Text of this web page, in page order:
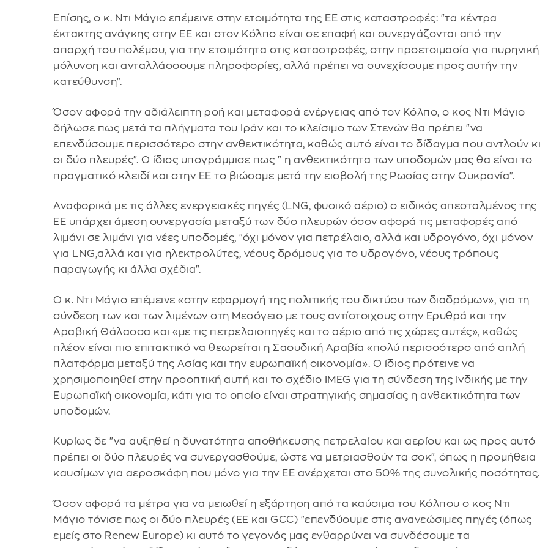
Επίσης, ο κ. Ντι Μάγιο επέμεινε στην ετοιμότητα της ΕΕ στις καταστροφές: "τα κέντρα
έκτακτης ανάγκης στην ΕΕ και στον Κόλπο είναι σε επαφή και συνεργάζονται από την
απαρχή του πολέμου, για την ετοιμότητα στις καταστροφές, στην προετοιμασία για πυρηνική
μόλυνση και ανταλλάσσουμε πληροφορίες, αλλά πρέπει να συνεχίσουμε προς αυτήν την
κατεύθυνση".
Όσον αφορά την αδιάλειπτη ροή και μεταφορά ενέργειας από τον Κόλπο, ο κος Ντι Μάγιο
δήλωσε πως μετά τα πλήγματα του Ιράν και το κλείσιμο των Στενών θα πρέπει "να
επενδύσουμε περισσότερο στην ανθεκτικότητα, καθώς αυτό είναι το δίδαγμα που αντλούν κι
οι δύο πλευρές". Ο ίδιος υπογράμμισε πως " η ανθεκτικότητα των υποδομών μας θα είναι το
πραγματικό κλειδί και στην ΕΕ το βιώσαμε μετά την εισβολή της Ρωσίας στην Ουκρανία".
Αναφορικά με τις άλλες ενεργειακές πηγές (LNG, φυσικό αέριο) ο ειδικός απεσταλμένος της
ΕΕ υπάρχει άμεση συνεργασία μεταξύ των δύο πλευρών όσον αφορά τις μεταφορές από
λιμάνι σε λιμάνι για νέες υποδομές, "όχι μόνον για πετρέλαιο, αλλά και υδρογόνο, όχι μόνον
για LNG,αλλά και για ηλεκτρολύτες, νέους δρόμους για το υδρογόνο, νέους τρόπους
παραγωγής κι άλλα σχέδια".
Ο κ. Ντι Μάγιο επέμεινε «στην εφαρμογή της πολιτικής του δικτύου των διαδρόμων», για τη
σύνδεση των και των λιμένων στη Μεσόγειο με τους αντίστοιχους στην Ερυθρά και την
Αραβική Θάλασσα και «με τις πετρελαιοπηγές και το αέριο από τις χώρες αυτές», καθώς
πλέον είναι πιο επιτακτικό να θεωρείται η Σαουδική Αραβία «πολύ περισσότερο από απλή
πλατφόρμα μεταξύ της Ασίας και την ευρωπαϊκή οικονομία». Ο ίδιος πρότεινε να
χρησιμοποιηθεί στην προοπτική αυτή και το σχέδιο IMEG για τη σύνδεση της Ινδικής με την
Ευρωπαϊκή οικονομία, κάτι για το οποίο είναι στρατηγικής σημασίας η ανθεκτικότητα των
υποδομών.
Κυρίως δε "να αυξηθεί η δυνατότητα αποθήκευσης πετρελαίου και αερίου και ως προς αυτό
πρέπει οι δύο πλευρές να συνεργασθούμε, ώστε να μετριασθούν τα σοκ", όπως η προμήθεια
καυσίμων για αεροσκάφη που μόνο για την ΕΕ ανέρχεται στο 50% της συνολικής ποσότητας.
Όσον αφορά τα μέτρα για να μειωθεί η εξάρτηση από τα καύσιμα του Κόλπου ο κος Ντι
Μάγιο τόνισε πως οι δύο πλευρές (ΕΕ και GCC) "επενδύουμε στις ανανεώσιμες πηγές (όπως
εμείς στο Renew Europe) κι αυτό το γεγονός μας ενθαρρύνει να συνδέσουμε τα